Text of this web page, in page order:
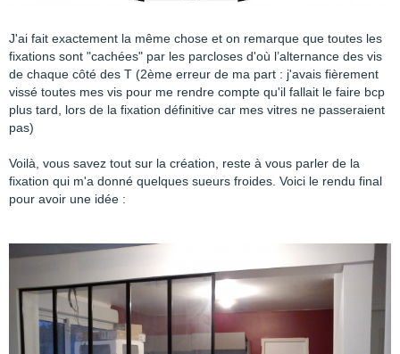
J'ai fait exactement la même chose et on remarque que toutes les
fixations sont "cachées" par les parcloses d'où l’alternance des vis
de chaque côté des T (2ème erreur de ma part : j'avais fièrement
vissé toutes mes vis pour me rendre compte qu'il fallait le faire bcp
plus tard, lors de la fixation définitive car mes vitres ne passeraient
pas)
Voilà, vous savez tout sur la création, reste à vous parler de la
fixation qui m'a donné quelques sueurs froides. Voici le rendu final
pour avoir une idée :